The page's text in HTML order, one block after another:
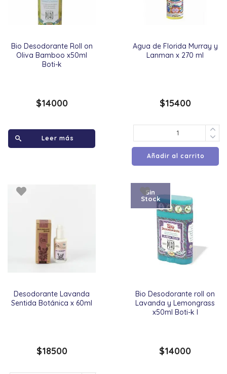
Bio Desodorante Roll on
Oliva Bamboo x50ml
Boti-k
$14000
Leer más
Agua de Florida Murray y
Lanman x 270 ml
$15400
Añadir al carrito
Desodorante Lavanda
Sentida Botánica x 60ml
$18500
Bio Desodorante roll on
Lavanda y Lemongrass
x50ml Boti-k l
Sin
Stock
$14000